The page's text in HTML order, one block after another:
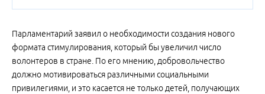
Парламентарий заявил о необходимости создания нового
формата стимулирования, который бы увеличил число
волонтеров в стране. По его мнению, добровольчество
должно мотивироваться различными социальными
привилегиями, и это касается не только детей, получающих